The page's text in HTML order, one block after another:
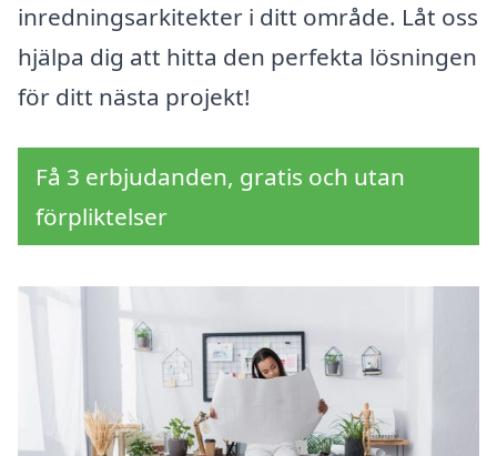
inredningsarkitekter i ditt område. Låt oss
hjälpa dig att hitta den perfekta lösningen
för ditt nästa projekt!
Få 3 erbjudanden, gratis och utan
förpliktelser